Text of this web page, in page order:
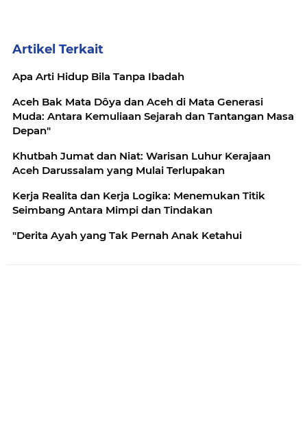
Artikel Terkait
Apa Arti Hidup Bila Tanpa Ibadah
Aceh Bak Mata Dôya dan Aceh di Mata Generasi
Muda: Antara Kemuliaan Sejarah dan Tantangan Masa
Depan"
Khutbah Jumat dan Niat: Warisan Luhur Kerajaan
Aceh Darussalam yang Mulai Terlupakan
Kerja Realita dan Kerja Logika: Menemukan Titik
Seimbang Antara Mimpi dan Tindakan
"Derita Ayah yang Tak Pernah Anak Ketahui